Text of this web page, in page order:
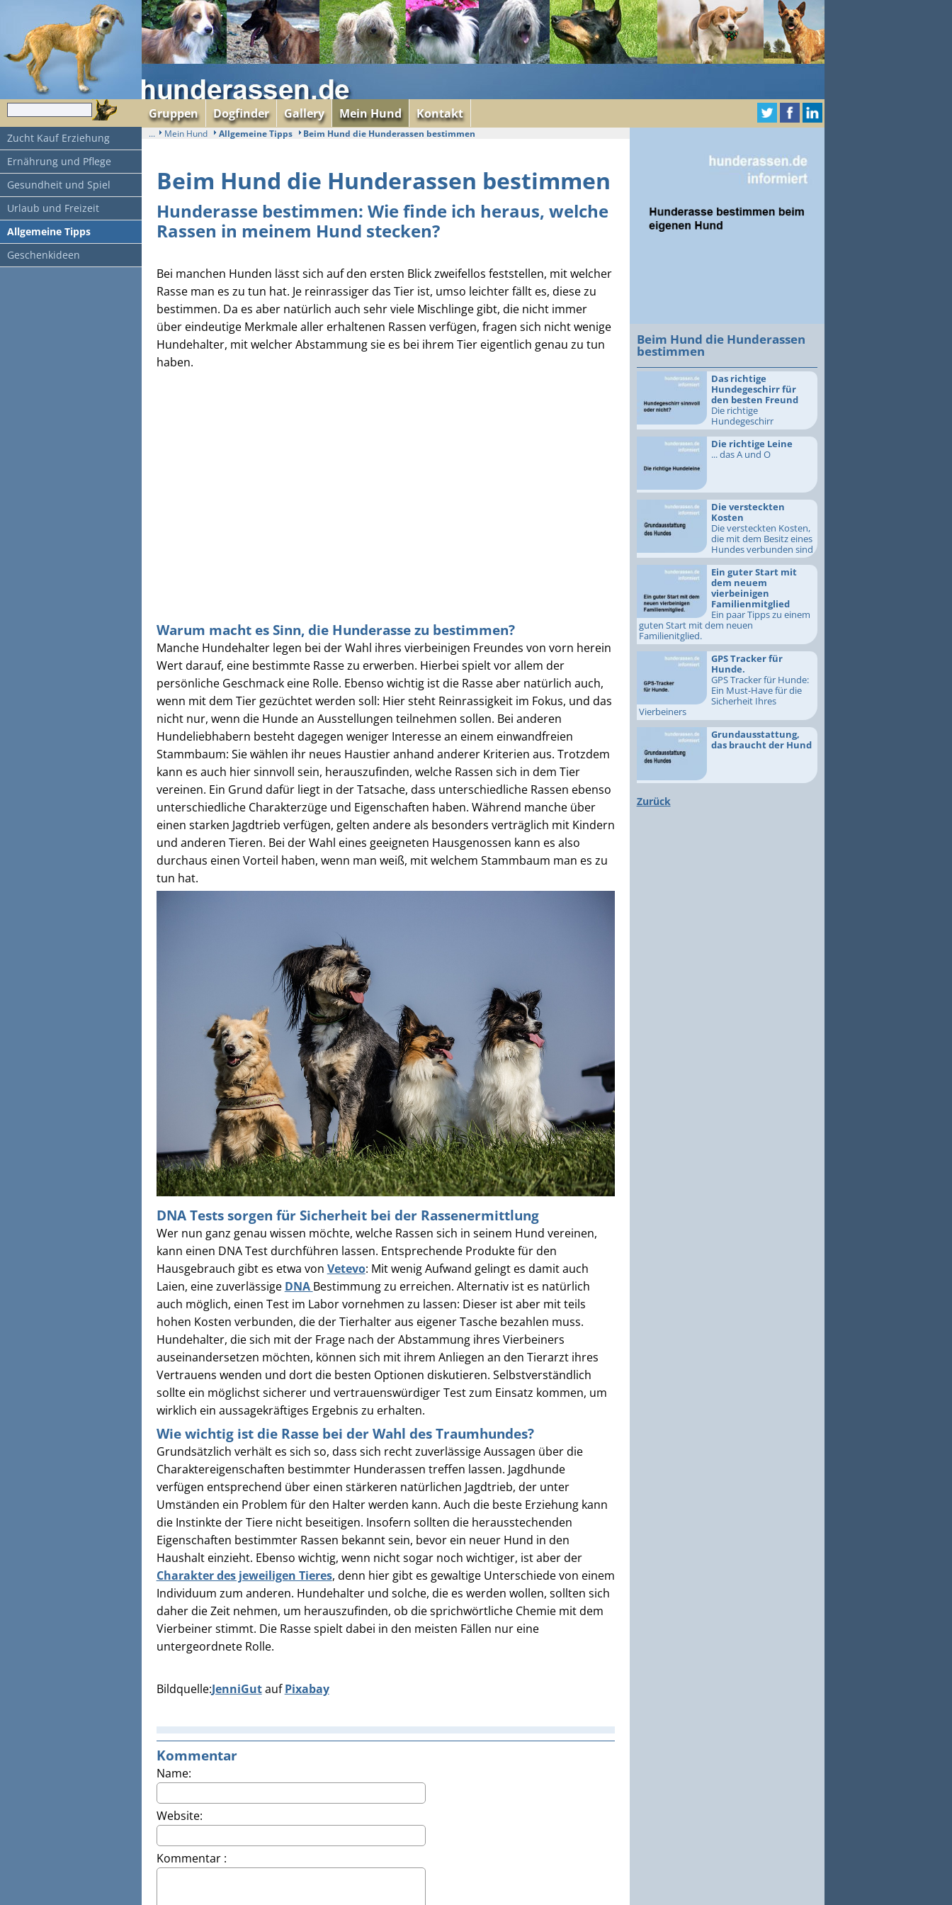
Gruppen Dogfinder Gallery Mein Hund Kontakt
Zucht Kauf Erziehung
Ernährung und Pflege
Gesundheit und Spiel
Urlaub und Freizeit
Allgemeine Tipps
Geschenkideen
... Mein Hund Allgemeine Tipps Beim Hund die Hunderassen bestimmen
Beim Hund die Hunderassen bestimmen
Hunderasse bestimmen: Wie finde ich heraus, welche
Rassen in meinem Hund stecken?
Bei manchen Hunden lässt sich auf den ersten Blick zweifellos feststellen, mit welcher
Rasse man es zu tun hat. Je reinrassiger das Tier ist, umso leichter fällt es, diese zu
bestimmen. Da es aber natürlich auch sehr viele Mischlinge gibt, die nicht immer
über eindeutige Merkmale aller erhaltenen Rassen verfügen, fragen sich nicht wenige
Hundehalter, mit welcher Abstammung sie es bei ihrem Tier eigentlich genau zu tun
haben.
Warum macht es Sinn, die Hunderasse zu bestimmen?
Manche Hundehalter legen bei der Wahl ihres vierbeinigen Freundes von vorn herein
Wert darauf, eine bestimmte Rasse zu erwerben. Hierbei spielt vor allem der
persönliche Geschmack eine Rolle. Ebenso wichtig ist die Rasse aber natürlich auch,
wenn mit dem Tier gezüchtet werden soll: Hier steht Reinrassigkeit im Fokus, und das
nicht nur, wenn die Hunde an Ausstellungen teilnehmen sollen. Bei anderen
Hundeliebhabern besteht dagegen weniger Interesse an einem einwandfreien
Stammbaum: Sie wählen ihr neues Haustier anhand anderer Kriterien aus. Trotzdem
kann es auch hier sinnvoll sein, herauszufinden, welche Rassen sich in dem Tier
vereinen. Ein Grund dafür liegt in der Tatsache, dass unterschiedliche Rassen ebenso
unterschiedliche Charakterzüge und Eigenschaften haben. Während manche über
einen starken Jagdtrieb verfügen, gelten andere als besonders verträglich mit Kindern
und anderen Tieren. Bei der Wahl eines geeigneten Hausgenossen kann es also
durchaus einen Vorteil haben, wenn man weiß, mit welchem Stammbaum man es zu
tun hat.
DNA Tests sorgen für Sicherheit bei der Rassenermittlung
Wer nun ganz genau wissen möchte, welche Rassen sich in seinem Hund vereinen,
kann einen DNA Test durchführen lassen. Entsprechende Produkte für den
Hausgebrauch gibt es etwa von Vetevo: Mit wenig Aufwand gelingt es damit auch
Laien, eine zuverlässige DNA Bestimmung zu erreichen. Alternativ ist es natürlich
auch möglich, einen Test im Labor vornehmen zu lassen: Dieser ist aber mit teils
hohen Kosten verbunden, die der Tierhalter aus eigener Tasche bezahlen muss.
Hundehalter, die sich mit der Frage nach der Abstammung ihres Vierbeiners
auseinandersetzen möchten, können sich mit ihrem Anliegen an den Tierarzt ihres
Vertrauens wenden und dort die besten Optionen diskutieren. Selbstverständlich
sollte ein möglichst sicherer und vertrauenswürdiger Test zum Einsatz kommen, um
wirklich ein aussagekräftiges Ergebnis zu erhalten.
Wie wichtig ist die Rasse bei der Wahl des Traumhundes?
Grundsätzlich verhält es sich so, dass sich recht zuverlässige Aussagen über die
Charaktereigenschaften bestimmter Hunderassen treffen lassen. Jagdhunde
verfügen entsprechend über einen stärkeren natürlichen Jagdtrieb, der unter
Umständen ein Problem für den Halter werden kann. Auch die beste Erziehung kann
die Instinkte der Tiere nicht beseitigen. Insofern sollten die herausstechenden
Eigenschaften bestimmter Rassen bekannt sein, bevor ein neuer Hund in den
Haushalt einzieht. Ebenso wichtig, wenn nicht sogar noch wichtiger, ist aber der
Charakter des jeweiligen Tieres, denn hier gibt es gewaltige Unterschiede von einem
Individuum zum anderen. Hundehalter und solche, die es werden wollen, sollten sich
daher die Zeit nehmen, um herauszufinden, ob die sprichwörtliche Chemie mit dem
Vierbeiner stimmt. Die Rasse spielt dabei in den meisten Fällen nur eine
untergeordnete Rolle.
Bildquelle:JenniGutaufPixabay
Kommentar
Name:
Website:
Kommentar :
Beim Hund die Hunderassen
bestimmen
Das richtige
Hundegeschirr für
den besten Freund
Die richtige
Hundegeschirr
Die richtige Leine
... das A und O
Die versteckten
Kosten
Die versteckten Kosten,
die mit dem Besitz eines
Hundes verbunden sind
Ein guter Start mit
dem neuem
vierbeinigen
Familienmitglied
Ein paar Tipps zu einem
guten Start mit dem neuen
Familienitglied.
GPS Tracker für
Hunde.
GPS Tracker für Hunde:
Ein Must-Have für die
Sicherheit Ihres
Vierbeiners
Grundausstattung,
das braucht der Hund
Zurück